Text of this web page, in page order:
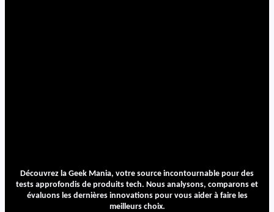
Découvrez la Geek Mania, votre source incontournable pour des
tests approfondis de produits tech. Nous analysons, comparons et
évaluons les dernières innovations pour vous aider à faire les
meilleurs choix.